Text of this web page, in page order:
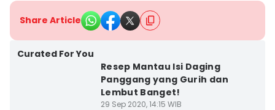
Share Article
Curated For You
Resep Mantau Isi Daging
Panggang yang Gurih dan
Lembut Banget!
29 Sep 2020, 14:15 WIB